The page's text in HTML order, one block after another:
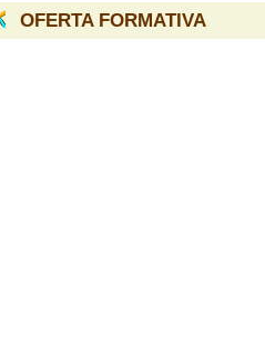
OFERTA FORMATIVA